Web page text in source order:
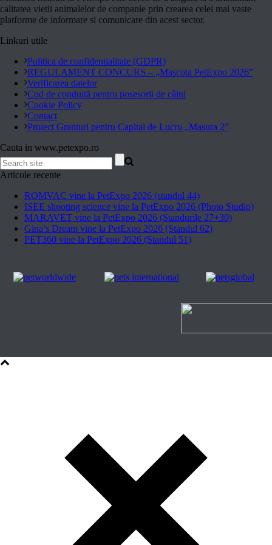
calitatea vietii animalelor de companie prin crearea celei mai vaste
platforme de informare si comunicare din acest sector.
Linkuri utile
Politica de confidentialitate (GDPR)
REGULAMENT CONCURS – „Mascota PetExpo 2026”
Verificarea datelor
Cod de conduită pentru posesorii de câini
Cookie Policy
Contact
Proiect Granturi pentru Capital de Lucru „Masura 2”
Cauta in www.petexpo.ro
Articole recente
ROMVAC vine la PetExpo 2026 (standul 44)
ISEE shooting science vine la PetExpo 2026 (Photo Studio)
MARAVET vine la PetExpo 2026 (Standurile 27+30)
Gina’s Dream vine la PetExpo 2026 (Standul 62)
PET360 vine la PetExpo 2026 (Standul 51)